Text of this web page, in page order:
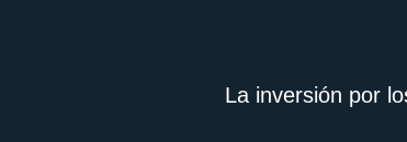
La inversión por